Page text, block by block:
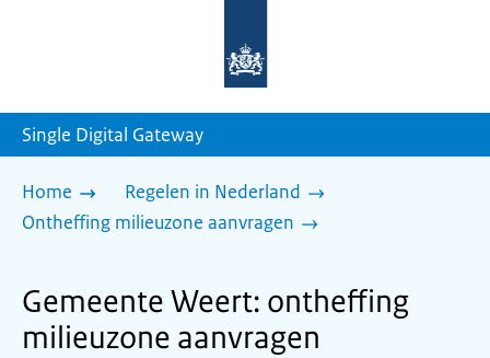
homepage
Single Digital Gateway
Home
Regelen in Nederland
Ontheffing milieuzone aanvragen
Gemeente Weert: ontheffing
milieuzone aanvragen